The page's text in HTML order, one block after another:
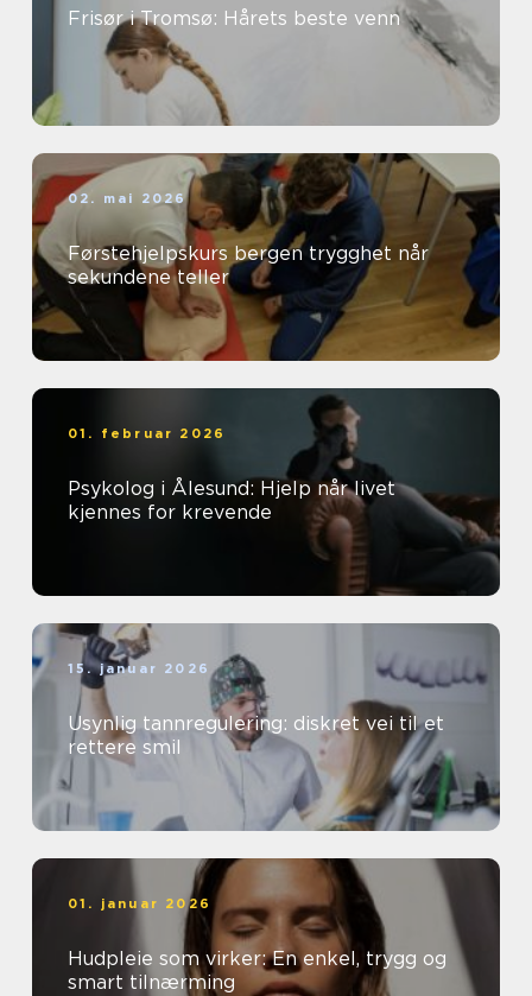
Frisør i Tromsø: Hårets beste venn
02. mai 2026
Førstehjelpskurs bergen trygghet når
sekundene teller
01. februar 2026
Psykolog i Ålesund: Hjelp når livet
kjennes for krevende
15. januar 2026
Usynlig tannregulering: diskret vei til et
rettere smil
01. januar 2026
Hudpleie som virker: En enkel, trygg og
smart tilnærming